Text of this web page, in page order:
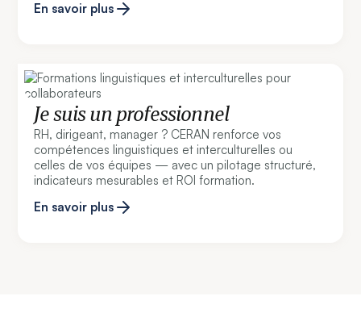
En savoir plus
Je suis un professionnel
RH, dirigeant, manager ? CERAN renforce vos
compétences linguistiques et interculturelles ou
celles de vos équipes — avec un pilotage structuré,
indicateurs mesurables et ROI formation.
En savoir plus